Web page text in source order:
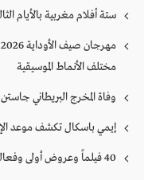
ستة أفلام مغربية بالأيام
مختلف الأنماط الموسيقية
وفاة المخرج البريطاني
إيمي باسكال تكشف موعد
40 فيلماً وعروض أولى وفعاليات مهنية في مهرجان نافذة على أوروبا